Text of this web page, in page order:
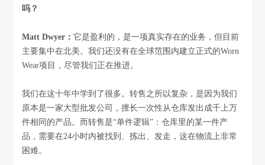
吗？
Matt Dwyer：它是盈利的，是一项真实存在的业务，但目前
主要集中在北美。我们还没有在全球范围内建立正式的Worn
Wear项目，尽管我们正在推进。
我们在这十年中学到了很多。转售之所以复杂，是因为我们
原本是一家大型批发公司，擅长一次性从仓库发出成千上万
件相同的产品。而转售是“单件逻辑”：仓库里的某一件产
品，需要在24小时内被找到、拣出、发走，这在物流上非常
困难。